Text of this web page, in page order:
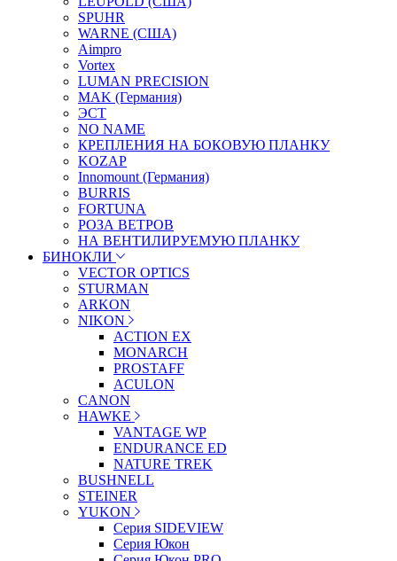
SPUHR
WARNE (США)
Aimpro
Vortex
LUMAN PRECISION
MAK (Германия)
ЭСТ
NO NAME
КРЕПЛЕНИЯ НА БОКОВУЮ ПЛАНКУ
KOZAP
Innomount (Германия)
BURRIS
FORTUNA
РОЗА ВЕТРОВ
НА ВЕНТИЛИРУЕМУЮ ПЛАНКУ
БИНОКЛИ
VECTOR OPTICS
STURMAN
ARKON
NIKON
ACTION EX
MONARCH
PROSTAFF
ACULON
CANON
HAWKE
VANTAGE WP
ENDURANCE ED
NATURE TREK
BUSHNELL
STEINER
YUKON
Серия SIDEVIEW
Серия Юкон